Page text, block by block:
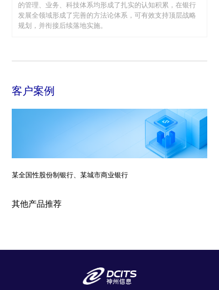
的管理、业务、科技体系均形成了扎实的认知积累，在银行
发展全领域形成了完善的方法论体系，可有效支持顶层战略
规划，并衔接后续落地实施。
客户案例
某全国性股份制银行、某城市商业银行
其他产品推荐